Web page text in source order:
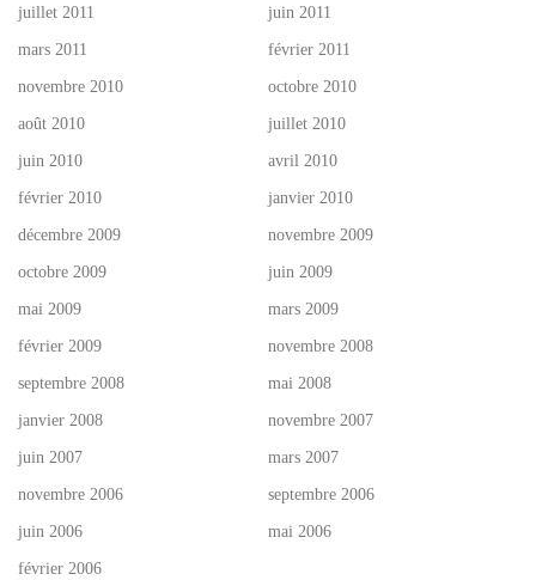
juillet 2011 juin 2011
mars 2011 février 2011
novembre 2010 octobre 2010
août 2010 juillet 2010
juin 2010 avril 2010
février 2010 janvier 2010
décembre 2009 novembre 2009
octobre 2009 juin 2009
mai 2009 mars 2009
février 2009 novembre 2008
septembre 2008 mai 2008
janvier 2008 novembre 2007
juin 2007 mars 2007
novembre 2006 septembre 2006
juin 2006 mai 2006
février 2006